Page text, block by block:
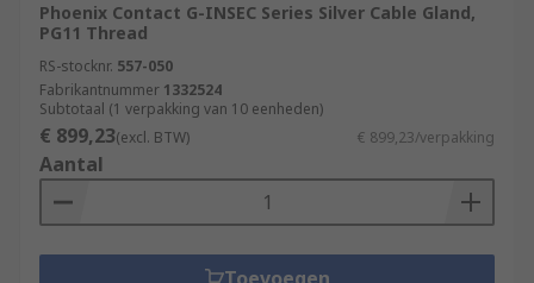
Phoenix Contact G-INSEC Series Silver Cable Gland,
PG11 Thread
RS-stocknr. 557-050
Fabrikantnummer 1332524
Subtotaal (1 verpakking van 10 eenheden)
€ 899,23(excl. BTW) € 899,23/verpakking
Aantal